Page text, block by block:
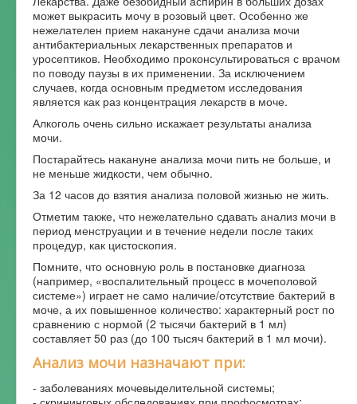
может выкрасить мочу в розовый цвет. Особенно же
нежелателен прием накануне сдачи анализа мочи
антибактериальных лекарственных препаратов и
уросептиков. Необходимо проконсультироваться с врачом
по поводу паузы в их применении. За исключением
случаев, когда основным предметом исследования
является как раз концентрация лекарств в моче.
Алкоголь очень сильно искажает результаты анализа
мочи.
Постарайтесь накануне анализа мочи пить не больше, и
не меньше жидкости, чем обычно.
За 12 часов до взятия анализа половой жизнью не жить.
Отметим также, что нежелательно сдавать анализ мочи в
период менструации и в течение недели после таких
процедур, как цистоскопия.
Помните, что основную роль в постановке диагноза
(например, «воспалительный процесс в мочеполовой
системе») играет не само наличие/отсутствие бактерий в
моче, а их повышенное количество: характерный рост по
сравнению с нормой (2 тысячи бактерий в 1 мл)
составляет 50 раз (до 100 тысяч бактерий в 1 мл мочи).
Анализ мочи назначают при:
- заболеваниях мочевыделительной системы;